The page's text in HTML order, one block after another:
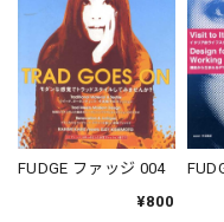
FUDGE ファッジ 004
¥800